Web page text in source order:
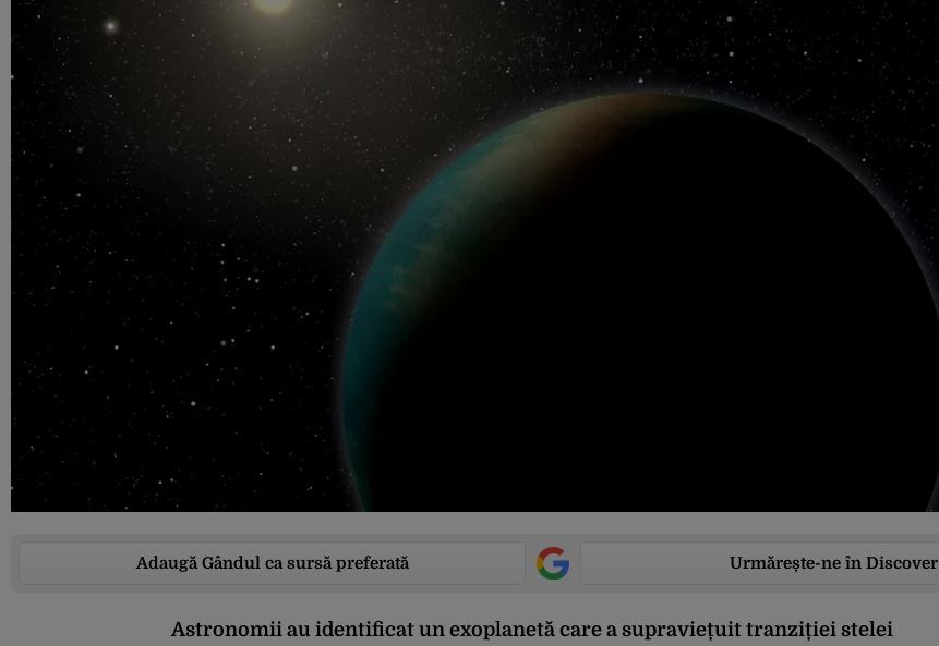
Adaugă Gândul ca sursă preferată Urmărește-ne în Discover
Astronomii au identificat un exoplanetă care a supraviețuit tranziției stelei